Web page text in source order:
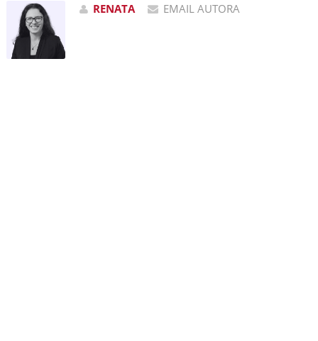
RENATA EMAIL AUTORA